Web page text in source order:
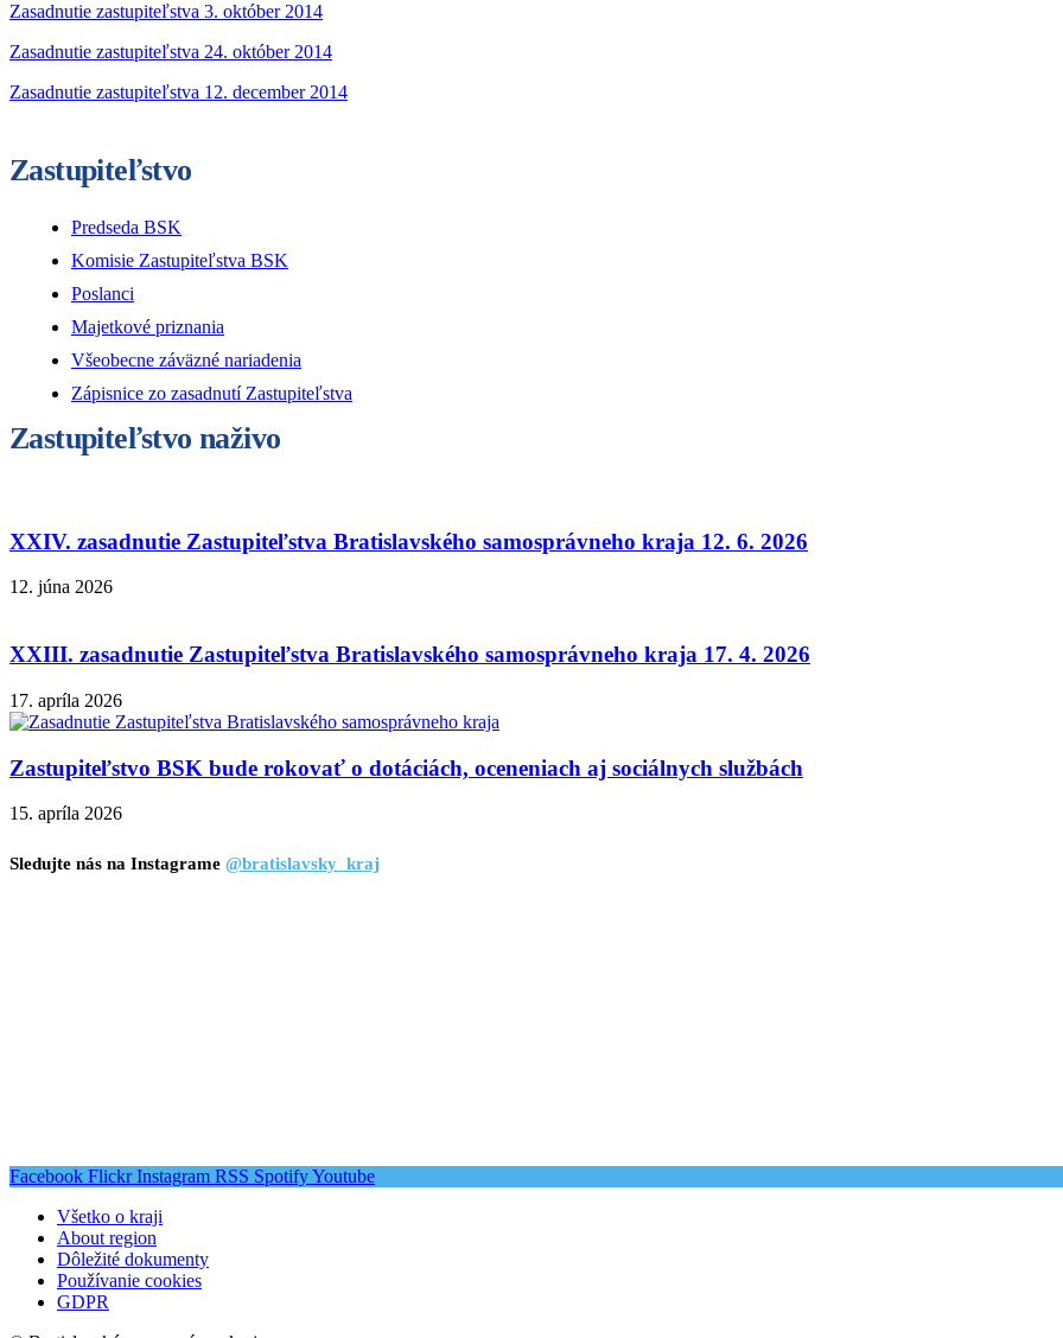
Zasadnutie zastupiteľstva 3. október 2014
Zasadnutie zastupiteľstva 24. október 2014
Zasadnutie zastupiteľstva 12. december 2014
Zastupiteľstvo
Predseda BSK
Komisie Zastupiteľstva BSK
Poslanci
Majetkové priznania
Všeobecne záväzné nariadenia
Zápisnice zo zasadnutí Zastupiteľstva
Zastupiteľstvo naživo
XXIV. zasadnutie Zastupiteľstva Bratislavského samosprávneho kraja 12. 6. 2026
12. júna 2026
XXIII. zasadnutie Zastupiteľstva Bratislavského samosprávneho kraja 17. 4. 2026
17. apríla 2026
Zastupiteľstvo BSK bude rokovať o dotáciách, oceneniach aj sociálnych službách
15. apríla 2026
Sledujte nás na Instagrame @bratislavsky_kraj
Facebook Flickr Instagram RSS SpotifyYoutube
Všetko o kraji
About region
Dôležité dokumenty
Používanie cookies
GDPR